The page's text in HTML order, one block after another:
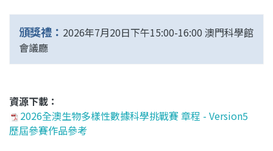
頒獎禮： 2026年7月20日下午15:00-16:00 澳門科學館
會議廳
資源下載 ：
2026全澳生物多樣性數據科學挑戰賽 章程 - Version5
歷屆參賽作品參考